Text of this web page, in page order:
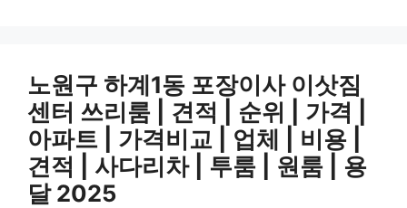
노원구 하계1동 포장이사 이삿짐
센터 쓰리룸 | 견적 | 순위 | 가격 |
아파트 | 가격비교 | 업체 | 비용 |
견적 | 사다리차 | 투룸 | 원룸 | 용
달 2025